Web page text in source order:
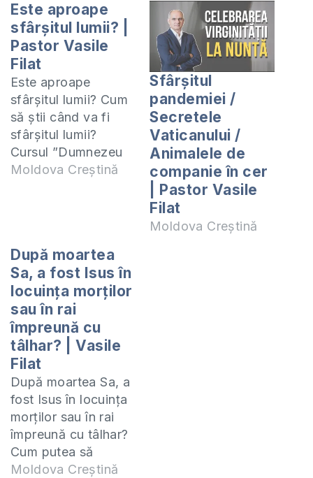
Este aproape
sfârșitul lumii? |
Pastor Vasile
Filat
Este aproape
sfârșitul lumii? Cum
să știi când va fi
sfârșitul lumii?
Cursul ”Dumnezeu
face cunoscut
https://shop.eurasiaprecept.org/produs/
vremurile-de-pe-
urma/ Cursul ”Cerul,
Iadul și Viața de
după moarte” -
https://shop.eurasiaprecept.org/produs/cerul-
iadul-si-viata-de-
dupa-moarte/ Te
invit să studiem
împreună cartea 1
Corinteni. Studiul
acesta îl predau
online (ZOOM) în
fiecare zi de…
Moldova Creștină
Sfârșitul
pandemiei /
Secretele
Vaticanului /
Animalele de
companie în cer
| Pastor Vasile
Filat
Moldova Creștină
După moartea
Sa, a fost Isus în
locuința morților
sau în rai
împreună cu
tâlhar? | Vasile
Filat
După moartea Sa, a
fost Isus în locuința
morților sau în rai
împreună cu tâlhar?
Cum putea să
promită tâlharului:
Moldova Creștină